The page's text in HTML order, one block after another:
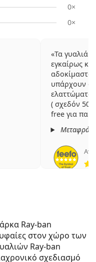
0×
0×
από 5
Τα γυαλιά
εγκαίρως
αδοκίμαστα
υπάρχουν
ελαττώματα
( σχεδόν
free για
Ray-ban
στον χώρο των
Ray-ban
σχεδιασμό